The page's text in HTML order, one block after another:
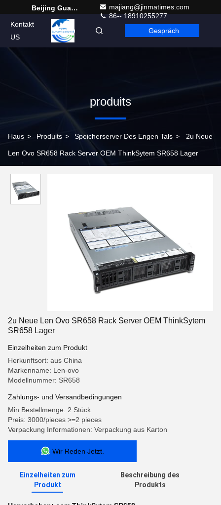
Beijing Guangtian Runze Technology Co., Ltd.
majiang@jinmatimes.com
86-- 18910255277
Kontakt
US
German Gespräch
produits
Haus > Produits > Speicherserver Des Engen Tals > 2u Neue
Len Ovo SR658 Rack Server OEM ThinkSytem SR658 Lager
2u Neue Len Ovo SR658 Rack Server OEM ThinkSytem
SR658 Lager
Einzelheiten zum Produkt
Herkunftsort: aus China
Markenname: Len-ovo
Modellnummer: SR658
Zahlungs- und Versandbedingungen
Min Bestellmenge: 2 Stück
Preis: 3000/pieces >=2 pieces
Verpackung Informationen: Verpackung aus Karton
Wir Reden Jetzt.
Einzelheiten zum
Produkt
Beschreibung des
Produkts